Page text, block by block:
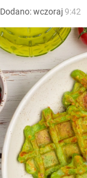
Dodano:wczoraj9:42